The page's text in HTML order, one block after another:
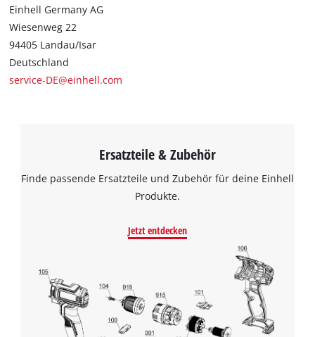
Einhell Germany AG
Wiesenweg 22
94405 Landau/Isar
Deutschland
service-DE@einhell.com
Ersatzteile & Zubehör
Finde passende Ersatzteile und Zubehör für deine Einhell
Produkte.
Jetzt entdecken